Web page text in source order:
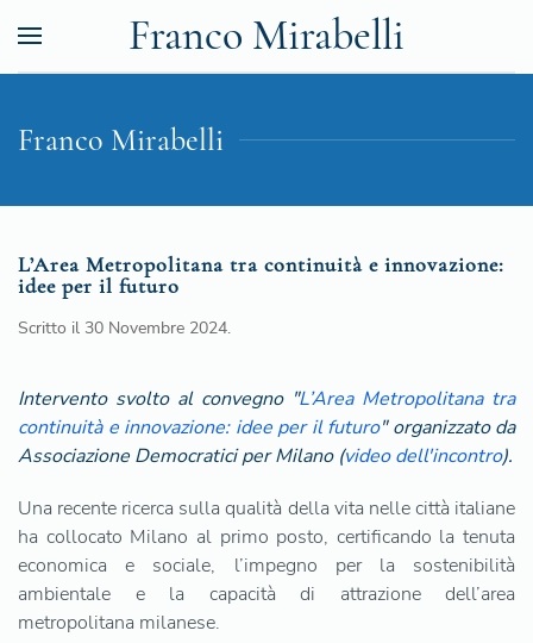
Franco Mirabelli
Franco Mirabelli
L’Area Metropolitana tra continuità e innovazione:
idee per il futuro
Scritto il 30 Novembre 2024.
Intervento svolto al convegno "L’Area Metropolitana tra
continuità e innovazione: idee per il futuro" organizzato da
Associazione Democratici per Milano (video dell'incontro).
Una recente ricerca sulla qualità della vita nelle città italiane
ha collocato Milano al primo posto, certificando la tenuta
economica e sociale, l’impegno per la sostenibilità
ambientale e la capacità di attrazione dell’area
metropolitana milanese.